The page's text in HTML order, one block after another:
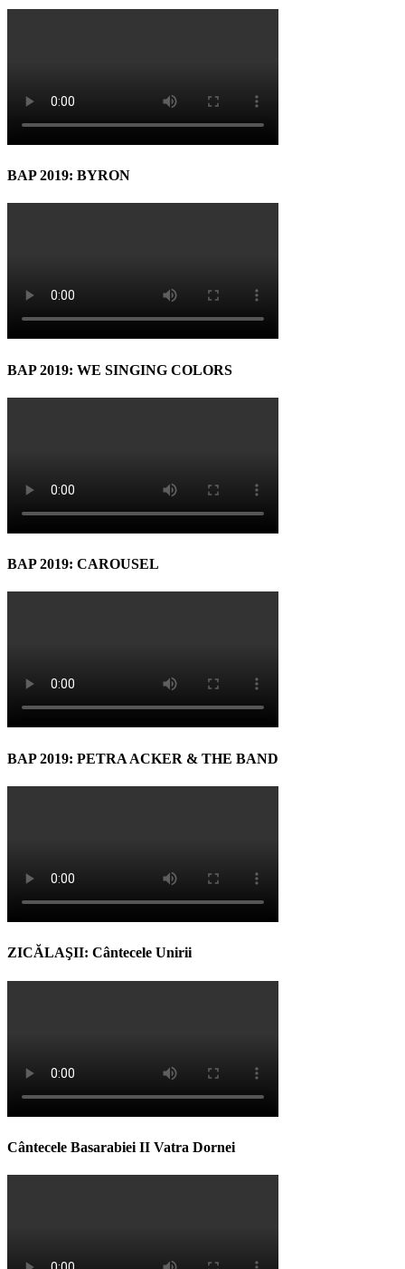
BAP 2019: BYRON
BAP 2019: WE SINGING COLORS
BAP 2019: CAROUSEL
BAP 2019: PETRA ACKER & THE BAND
ZICĂLAŞII: Cântecele Unirii
Cântecele Basarabiei II Vatra Dornei